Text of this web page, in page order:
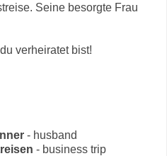
. Seine besorgte Frau
verheiratet bist!
- husband
- business trip